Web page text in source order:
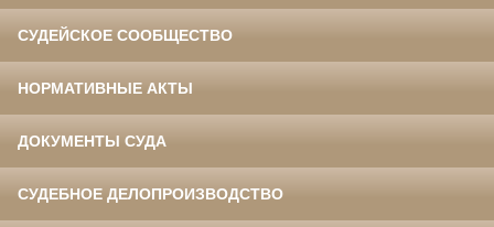
СУДЕЙСКОЕ СООБЩЕСТВО
НОРМАТИВНЫЕ АКТЫ
ДОКУМЕНТЫ СУДА
СУДЕБНОЕ ДЕЛОПРОИЗВОДСТВО